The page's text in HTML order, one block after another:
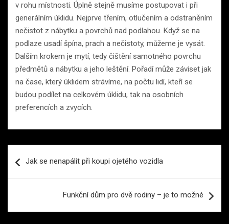
v rohu místnosti. Úplně stejně musíme postupovat i při
generálním úklidu. Nejprve třením, otlučením a odstraněním
nečistot z nábytku a povrchů nad podlahou. Když se na
podlaze usadí špína, prach a nečistoty, můžeme je vysát.
Dalším krokem je mytí, tedy čištění samotného povrchu
předmětů a nábytku a jeho leštění. Pořadí může záviset jak
na čase, který úklidem strávíme, na počtu lidí, kteří se
budou podílet na celkovém úklidu, tak na osobních
preferencích a zvycích.
proJak se nenapálit při koupi ojetého vozidla
Funkční dům pro dvě rodiny – je to možné